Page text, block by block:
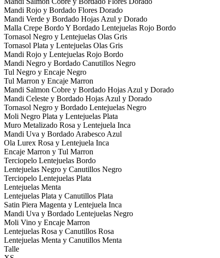
Mandi Rojo y Bordado Flores Dorado
Mandi Verde y Bordado Hojas Azul y Dorado
Malla Crepe Bordo Y Bordado Lentejuelas Rojo Bordo
Tornasol Negro y Lentejuelas Olas Gris
Tornasol Plata y Lentejuelas Olas Gris
Mandi Rojo y Lentejuelas Rojo Bordo
Mandi Negro y Bordado Canutillos Negro
Tul Negro y Encaje Negro
Tul Marron y Encaje Marron
Mandi Salmon Cobre y Bordado Hojas Azul y Dorado
Mandi Celeste y Bordado Hojas Azul y Dorado
Tornasol Negro y Bordado Lentejuelas Negro
Moli Negro Plata y Lentejuelas Plata
Muro Metalizado Rosa y Lentejuela Inca
Mandi Uva y Bordado Arabesco Azul
Ola Lurex Rosa y Lentejuela Inca
Encaje Marron y Tul Marron
Terciopelo Lentejuelas Bordo
Lentejuelas Negro y Canutillos Negro
Terciopelo Lentejuelas Plata
Lentejuelas Menta
Lentejuelas Plata y Canutillos Plata
Satin Piera Magenta y Lentejuela Inca
Mandi Uva y Bordado Lentejuelas Negro
Moli Vino y Encaje Marron
Lentejuelas Rosa y Canutillos Rosa
Lentejuelas Menta y Canutillos Menta
Talle